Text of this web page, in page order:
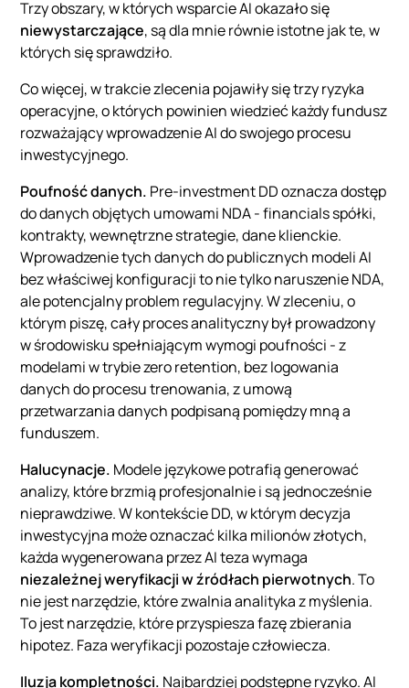
Trzy obszary, w których wsparcie AI okazało się
niewystarczające, są dla mnie równie istotne jak te, w
których się sprawdziło.
Co więcej, w trakcie zlecenia pojawiły się trzy ryzyka
operacyjne, o których powinien wiedzieć każdy fundusz
rozważający wprowadzenie AI do swojego procesu
inwestycyjnego.
Poufność danych. Pre-investment DD oznacza dostęp
do danych objętych umowami NDA - financials spółki,
kontrakty, wewnętrzne strategie, dane klienckie.
Wprowadzenie tych danych do publicznych modeli AI
bez właściwej konfiguracji to nie tylko naruszenie NDA,
ale potencjalny problem regulacyjny. W zleceniu, o
którym piszę, cały proces analityczny był prowadzony
w środowisku spełniającym wymogi poufności - z
modelami w trybie zero retention, bez logowania
danych do procesu trenowania, z umową
przetwarzania danych podpisaną pomiędzy mną a
funduszem.
Halucynacje. Modele językowe potrafią generować
analizy, które brzmią profesjonalnie i są jednocześnie
nieprawdziwe. W kontekście DD, w którym decyzja
inwestycyjna może oznaczać kilka milionów złotych,
każda wygenerowana przez AI teza wymaga
niezależnej weryfikacji w źródłach pierwotnych. To
nie jest narzędzie, które zwalnia analityka z myślenia.
To jest narzędzie, które przyspiesza fazę zbierania
hipotez. Faza weryfikacji pozostaje człowiecza.
Iluzja kompletności. Najbardziej podstępne ryzyko. AI